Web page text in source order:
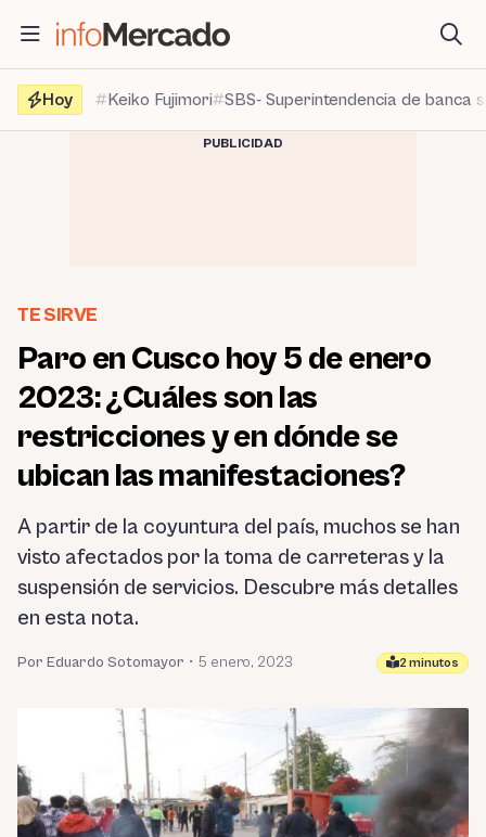
contenido
Hoy
Keiko Fujimori SBS- Superintendencia de banca
PUBLICIDAD
TE SIRVE
Paro en Cusco hoy 5 de enero
2023: ¿Cuáles son las
restricciones y en dónde se
ubican las manifestaciones?
A partir de la coyuntura del país, muchos se han
visto afectados por la toma de carreteras y la
suspensión de servicios. Descubre más detalles
en esta nota.
Por Eduardo Sotomayor • 5 enero, 2023 2 minutos